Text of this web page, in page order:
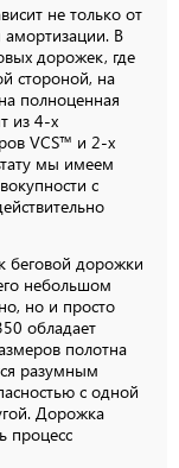
не только от
амортизации. В
дорожек, где
стороной, на
полноценная
из 4-х
VCS™ и 2-х
мы имеем
с
беговой дорожки
небольшом
но и просто
обладает
полотна
разумным
с одной
Дорожка
процесс